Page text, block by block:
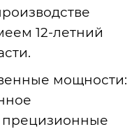
12-летний
мощности:
прецизионные